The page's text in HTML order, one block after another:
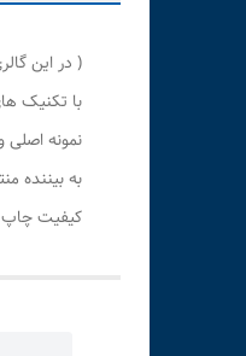
( در این
با تکنیک
نمونه
به بیننده
کیفیت چاپ